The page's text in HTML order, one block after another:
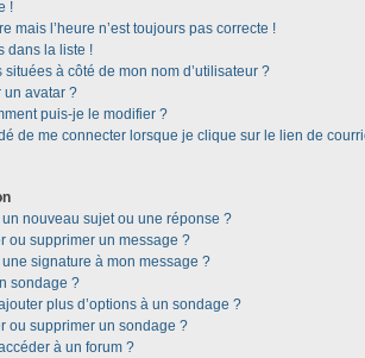
!
mais l’heure n’est toujours pas correcte !
dans la liste !
à côté de mon nom d’utilisateur ?
un avatar ?
puis-je le modifier ?
de me connecter lorsque je clique sur le lien de
nouveau sujet ou une réponse ?
ou supprimer un message ?
signature à mon message ?
sondage ?
plus d’options à un sondage ?
ou supprimer un sondage ?
à un forum ?